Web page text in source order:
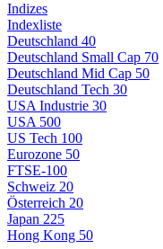
Indizes
Indexliste
Deutschland 40
Deutschland Small Cap 70
Deutschland Mid Cap 50
Deutschland Tech 30
USA Industrie 30
USA 500
US Tech 100
Eurozone 50
FTSE-100
Schweiz 20
Österreich 20
Japan 225
Hong Kong 50